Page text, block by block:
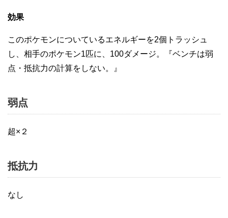
効果
このポケモンについているエネルギーを2個トラッシュ
し、相手のポケモン1匹に、100ダメージ。『ベンチは弱
点・抵抗力の計算をしない。』
弱点
超×２
抵抗力
なし